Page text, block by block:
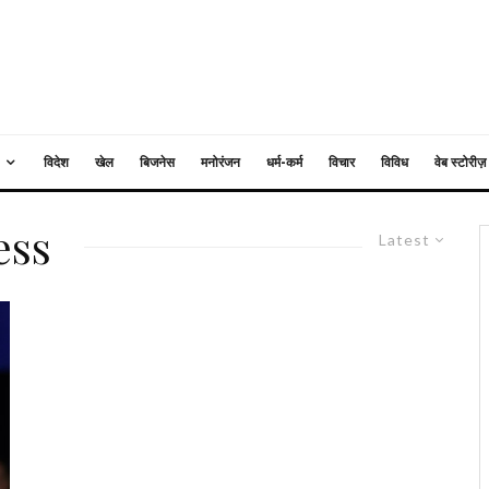
विदेश खेल बिजनेस मनोरंजन धर्म-कर्म विचार विविध वेब स्टोरीज़
Latest